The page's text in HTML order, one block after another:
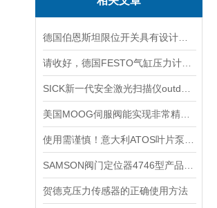
贺德克压力传感器的正确使用方法